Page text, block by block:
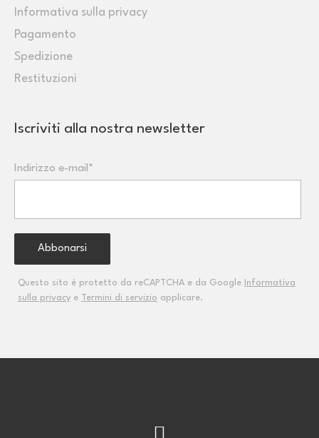
Informativa sulla privacy
Pagamento
Spedizione
Restituzioni
Iscriviti alla nostra newsletter
Indirizzo e-mail*
Questo sito è protetto da reCAPTCHA e da Google
Informativa
sulla privacy e Termini di servizio applicare.